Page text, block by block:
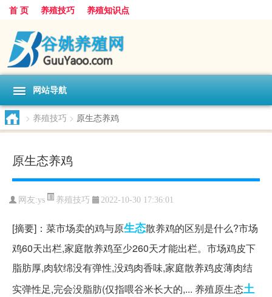
首 页 养殖技巧 养殖知识点
网站导航
> 养殖技巧 > 原生态养鸡
原生态养鸡
网友:ys 养殖技巧 2022-10-30 17:36:01
[摘要]：菜市场卖的鸡与原生态散养鸡的区别是什么?市场
鸡60天出栏,家庭散养鸡至少260天才能出栏。市场鸡皮下
脂肪厚,肉软绵没有弹性,没鸡肉香味,家庭散养鸡皮薄肉结
实弹性足,完会没脂肪(仅指喂谷米长大的,... 养殖原生态土